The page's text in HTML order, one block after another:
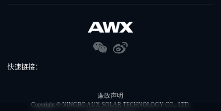
快速链接：
廉政声明
Copyright © NINGBO AUX SOLAR TECHNOLOGY CO., LTD.